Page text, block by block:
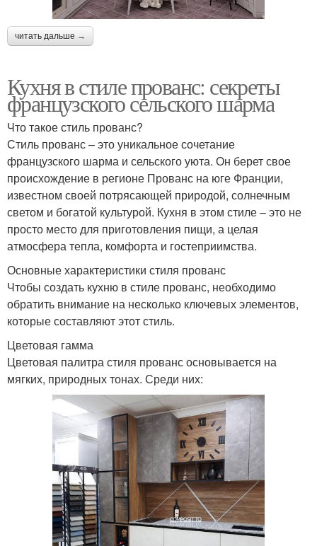
читать дальше →
Кухня в стиле прованс: секреты
французского сельского шарма
Что такое стиль прованс?
Стиль прованс – это уникальное сочетание
французского шарма и сельского уюта. Он берет свое
происхождение в регионе Прованс на юге Франции,
известном своей потрясающей природой, солнечным
светом и богатой культурой. Кухня в этом стиле – это не
просто место для приготовления пищи, а целая
атмосфера тепла, комфорта и гостеприимства.
Основные характеристики стиля прованс
Чтобы создать кухню в стиле прованс, необходимо
обратить внимание на несколько ключевых элементов,
которые составляют этот стиль.
Цветовая гамма
Цветовая палитра стиля прованс основывается на
мягких, природных тонах. Среди них: